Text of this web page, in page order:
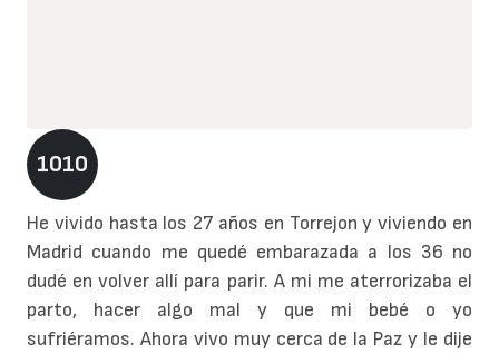
1010
He vivido hasta los 27 años en Torrejon y viviendo en
Madrid cuando me quedé embarazada a los 36 no
dudé en volver allí para parir. A mi me aterrorizaba el
parto, hacer algo mal y que mi bebé o yo
sufriéramos. Ahora vivo muy cerca de la Paz y le dije